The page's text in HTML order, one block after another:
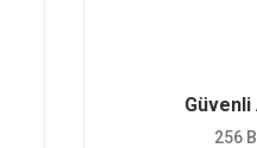
Güvenli
256